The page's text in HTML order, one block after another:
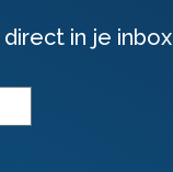
in je inbox